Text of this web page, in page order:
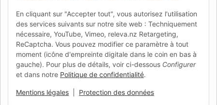
En cliquant sur "Accepter tout", vous autorisez l'utilisation
des services suivants sur notre site web : Techniquement
nécessaire, YouTube, Vimeo, releva.nz Retargeting,
ReCaptcha. Vous pouvez modifier ce paramètre à tout
moment (icône d'empreinte digitale dans le coin en bas à
gauche). Pour plus de détails, voir ci-dessous Configurer
et dans notre Politique de confidentialité.
Mentions légales Protection des données
CH (IT) BE (NL) BE (FR) NL
FR IT ES DK PL
UK NZ USA MX PT
SE FI CZ HU SK